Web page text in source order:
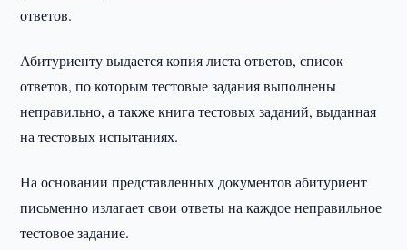
ответов.
Абитуриенту выдается копия листа ответов, список
ответов, по которым тестовые задания выполнены
неправильно, а также книга тестовых заданий, выданная
на тестовых испытаниях.
На основании представленных документов абитуриент
письменно излагает свои ответы на каждое неправильное
тестовое задание.